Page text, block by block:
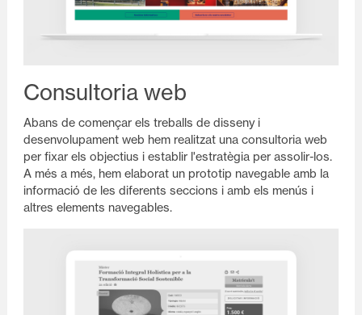
Consultoria web
Abans de començar els treballs de disseny i
desenvolupament web hem realitzat una consultoria web
per fixar els objectius i establir l'estratègia per assolir-los.
A més a més, hem elaborat un prototip navegable amb la
informació de les diferents seccions i amb els menús i
altres elements navegables.